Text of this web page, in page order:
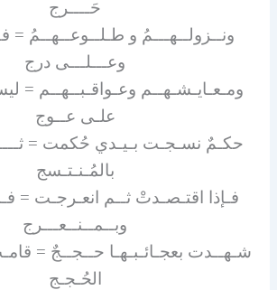
حَــــرج
ونــزولــهـــمُ و طـلــوعــهــمُ =
وعـــلـــى درج
ومـعـايـشـهــم وعـواقـبــهــم =
علـى عــوج
حكـمٌ نسـجـت بـيـدي حُكمت =
بالمُـنـتـسج
فـإذا اقتـصـدتْ ثــم انعـرجـت =
وبــمــنــعـــرج
شـهــدت بعجـائـبـهـا حــجــجٌ =
الحُـجـج